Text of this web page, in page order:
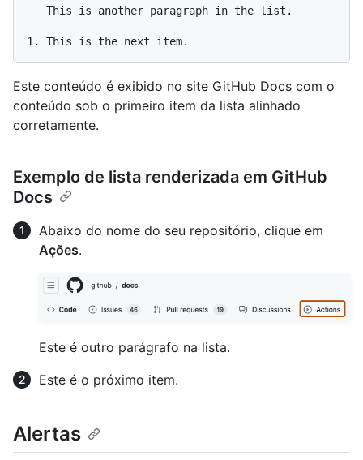
1.
Este conteúdo é exibido no site GitHub Docs com o
conteúdo sob o primeiro item da lista alinhado
corretamente.
Exemplo de lista renderizada em GitHub
Docs
Abaixo do nome do seu repositório, clique em
Ações.
Este é outro parágrafo na lista.
Este é o próximo item.
Alertas